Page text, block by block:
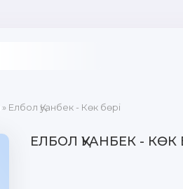
» Елбол Қуанбек - Көк бөрі
ЕЛБОЛ ҚУАНБЕК - КӨК